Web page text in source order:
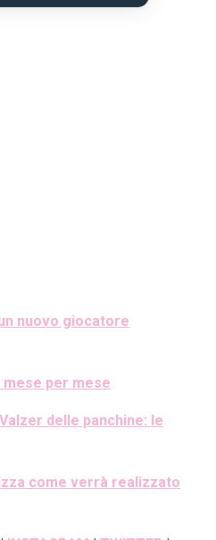
nuovo giocatore
mese per mese
Valzer delle panchine: le
come verrà realizzato